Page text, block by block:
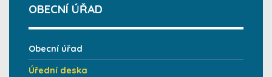
OBECNÍ ÚŘAD
Obecní úřad
Úřední deska